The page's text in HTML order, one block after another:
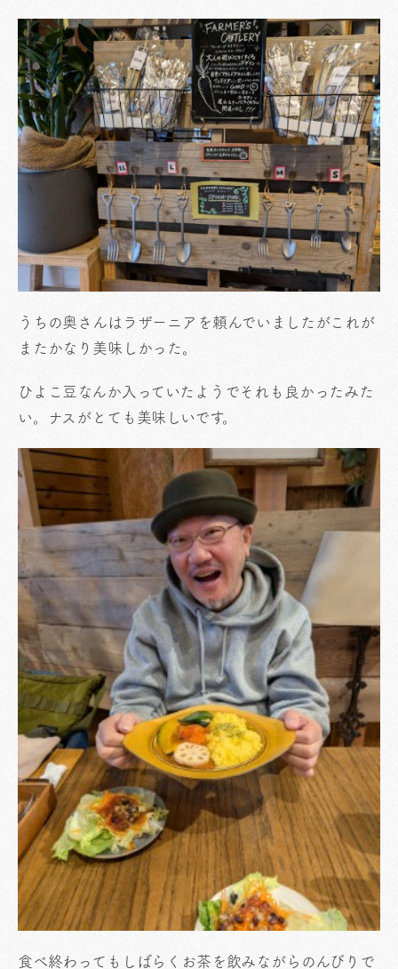
うちの奥さんはラザーニアを頼んでいましたがこれが
またかなり美味しかった。
ひよこ豆なんか入っていたようでそれも良かったみた
い。ナスがとても美味しいです。
食べ終わってもしばらくお茶を飲みながらのんびりで